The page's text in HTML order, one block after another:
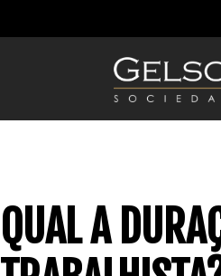
QUAL A